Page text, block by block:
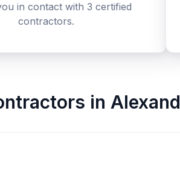
in contact with 3 certified
contractors.
in